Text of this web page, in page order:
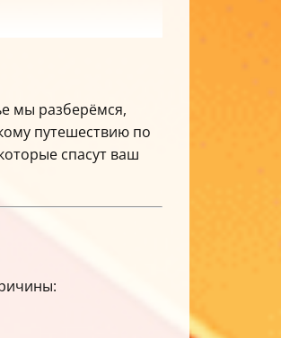
мы разберёмся,
путешествию по
спасут ваш